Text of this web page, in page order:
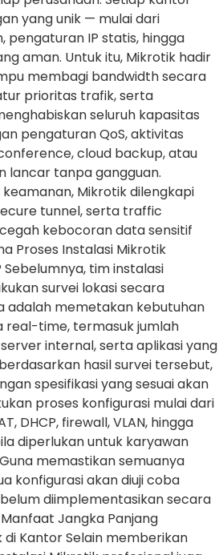
yang unik — mulai dari
pengaturan IP statis, hingga
aman. Untuk itu, Mikrotik hadir
membagi bandwidth secara
prioritas trafik, serta
seluruh kapasitas
pengaturan QoS, aktivitas
cloud backup, atau
lancar tanpa gangguan.
Mikrotik dilengkapi
tunnel, serta traffic
kebocoran data sensitif
Proses Instalasi Mikrotik
tim instalasi
survei lokasi secara
adalah memetakan kebutuhan
real-time, termasuk jumlah
internal, serta aplikasi yang
hasil survei tersebut,
spesifikasi yang sesuai akan
proses konfigurasi mulai dari
DHCP, firewall, VLAN, hingga
diperlukan untuk karyawan
memastikan semuanya
konfigurasi akan diuji coba
diimplementasikan secara
Jangka Panjang
Kantor Selain memberikan